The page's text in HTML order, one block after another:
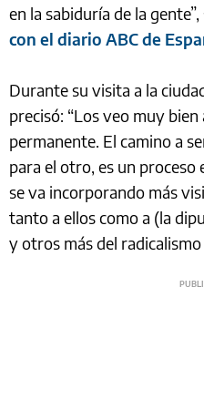
en la sabiduría de la
con el diario ABC de
Durante su visita a la
precisó: “Los veo muy
permanente. El camino a
para el otro, es un proceso
se va incorporando más
tanto a ellos como a (la
y otros más del radicalismo